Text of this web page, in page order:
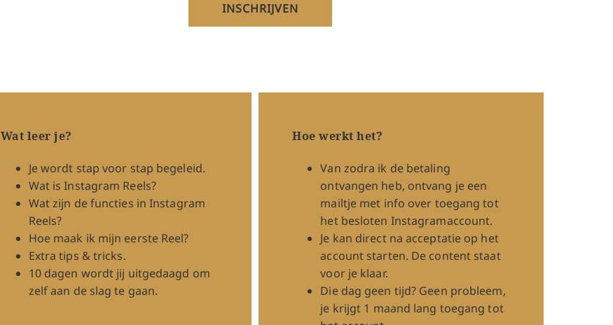
INSCHRIJVEN
Wat leer je?
Je wordt stap voor stap begeleid.
Wat is Instagram Reels?
Wat zijn de functies in Instagram
Reels?
Hoe maak ik mijn eerste Reel?
Extra tips & tricks.
10 dagen wordt jij uitgedaagd om
zelf aan de slag te gaan.
Hoe werkt het?
Van zodra ik de betaling
ontvangen heb, ontvang je een
mailtje met info over toegang tot
het besloten Instagramaccount.
Je kan direct na acceptatie op het
account starten. De content staat
voor je klaar.
Die dag geen tijd? Geen probleem,
je krijgt 1 maand lang toegang tot